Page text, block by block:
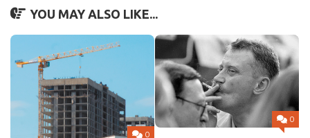
YOU MAY ALSO LIKE...
0
0